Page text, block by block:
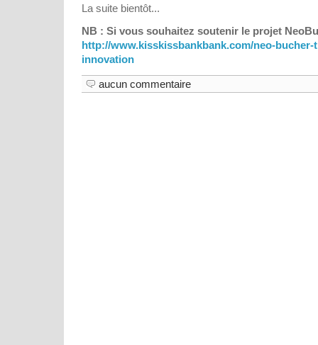
La suite bientôt...
NB : Si vous souhaitez soutenir le projet
http://www.kisskissbankbank.com/neo-bucher-
innovation
aucun commentaire